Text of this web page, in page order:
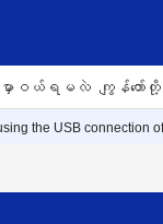
ာဝယ်ရမလဲ ကျွန်တော်တို့
the USB connection